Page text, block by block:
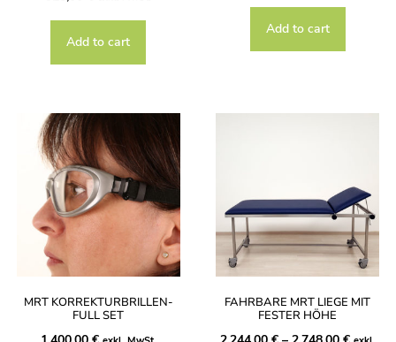
Add to cart
Add to cart
MRT KORREKTURBRILLEN-
FULL SET
FAHRBARE MRT LIEGE MIT
FESTER HÖHE